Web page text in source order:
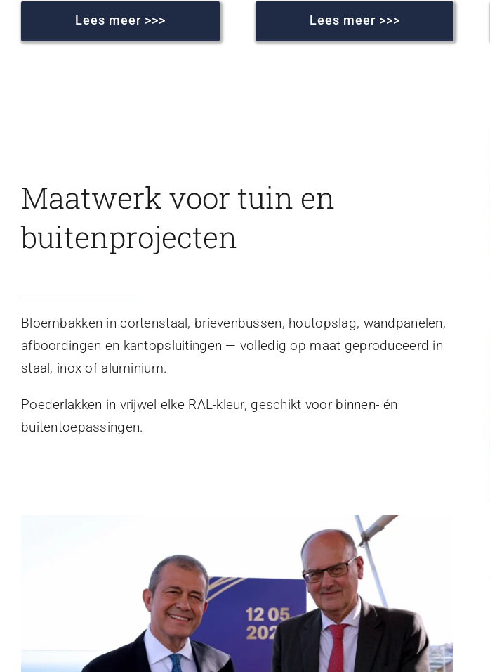
Lees meer >>> Lees meer >>>
Maatwerk voor tuin en
buitenprojecten
Bloembakken in cortenstaal, brievenbussen, houtopslag, wandpanelen,
afboordingen en kantopsluitingen — volledig op maat geproduceerd in
staal, inox of aluminium.
Poederlakken in vrijwel elke RAL-kleur, geschikt voor binnen- én
buitentoepassingen.